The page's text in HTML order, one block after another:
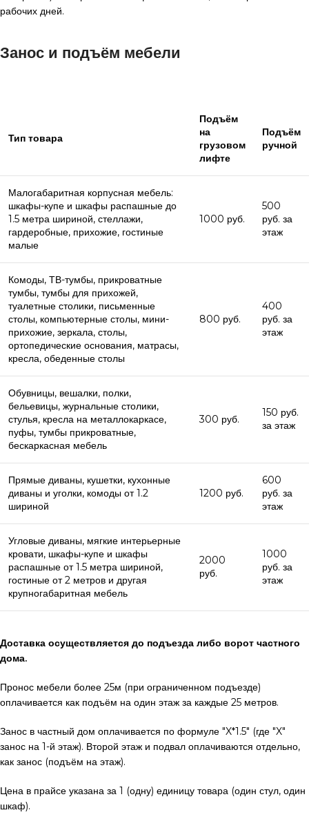
рабочих дней.
Занос и подъём мебели
Тип товара
Подъём
на
грузовом
лифте
Подъём
ручной
Малогабаритная корпусная мебель:
шкафы-купе и шкафы распашные до
1.5 метра шириной, стеллажи,
гардеробные, прихожие, гостиные
малые
1000 руб.
500
руб. за
этаж
Комоды, ТВ-тумбы, прикроватные
тумбы, тумбы для прихожей,
туалетные столики, письменные
столы, компьютерные столы, мини-
прихожие, зеркала, столы,
ортопедические основания, матрасы,
кресла, обеденные столы
800 руб.
400
руб. за
этаж
Обувницы, вешалки, полки,
бельевицы, журнальные столики,
стулья, кресла на металлокаркасе,
пуфы, тумбы прикроватные,
бескаркасная мебель
300 руб.
150 руб.
за этаж
Прямые диваны, кушетки, кухонные
диваны и уголки, комоды от 1.2
шириной
1200 руб.
600
руб. за
этаж
Угловые диваны, мягкие интерьерные
кровати, шкафы-купе и шкафы
распашные от 1.5 метра шириной,
гостиные от 2 метров и другая
крупногабаритная мебель
2000
руб.
1000
руб. за
этаж
Доставка осуществляется до подъезда либо ворот частного
дома.
Пронос мебели более 25м (при ограниченном подъезде)
оплачивается как подъём на один этаж за каждые 25 метров.
Занос в частный дом оплачивается по формуле "X*1.5" (где "X"
занос на 1-й этаж). Второй этаж и подвал оплачиваются отдельно,
как занос (подъём на этаж).
Цена в прайсе указана за 1 (одну) единицу товара (один стул, один
шкаф).